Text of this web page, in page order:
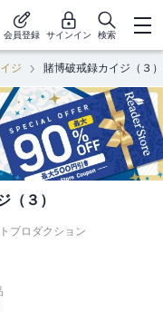
会員登録 サインイン 検索
ジ 賭博破戒録カイジ（３）
（３）
プロダクション